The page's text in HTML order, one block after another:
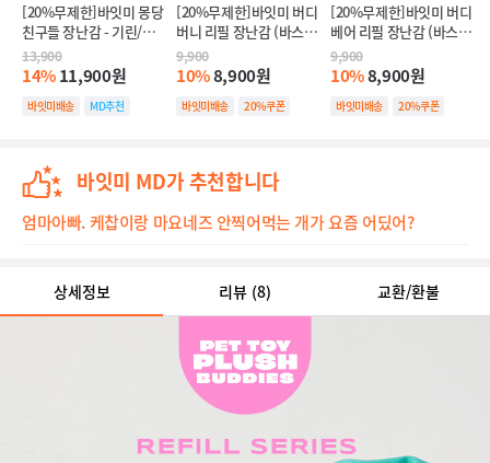
[20%무제한]바잇미 몽당
친구들 장난감 - 기린/얼
룩소 (바스락/삑삑)
13,900
14%11,900원
바잇미배송
MD추천
[20%무제한]바잇미 버디
버니 리필 장난감 (바스
락/삑삑)
9,900
10%8,900원
바잇미배송 20%쿠폰
[20%무제한]바잇미 버디
베어 리필 장난감 (바스
락/삑삑)
9,900
10%8,900원
바잇미배송 20%쿠폰
바잇미 MD가 추천합니다
엄마아빠. 케찹이랑 마요네즈 안찍어먹는 개가 요즘 어딨어?
상세정보 리뷰 (8) 교환/환불